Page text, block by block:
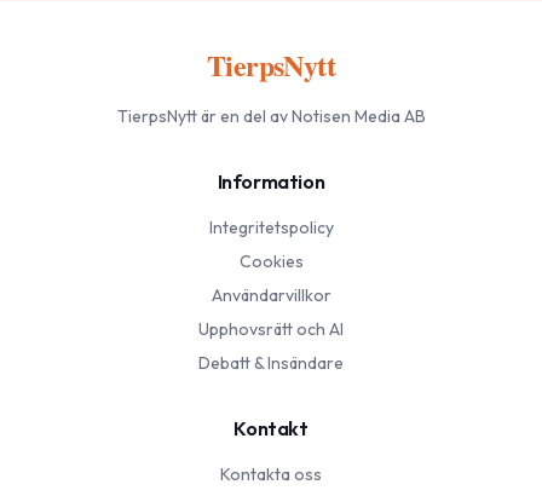
TierpsNytt
TierpsNyttär en del av Notisen Media AB
Information
Integritetspolicy
Cookies
Användarvillkor
Upphovsrätt och AI
Debatt & Insändare
Kontakt
Kontakta oss